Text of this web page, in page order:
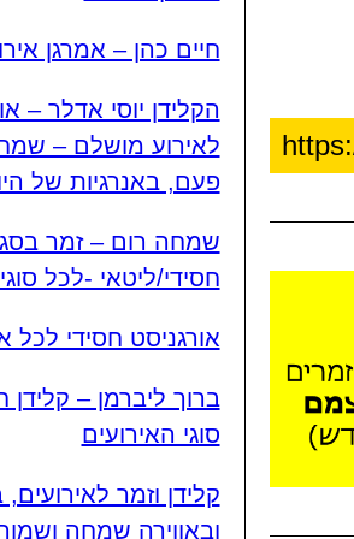
חיים כהן – אמרגן
הקלידן יוסי אדלר –
לאירוע מושלם –
פעם, באנרגיות של
שמחה רום – זמר
חסידי/ליטאי -לכל
אורגניסט חסידי לכל
ברוך ליברמן – קלידן
סוגי האירועים
קלידן וזמר לאירועים,
ובאווירה שמחה